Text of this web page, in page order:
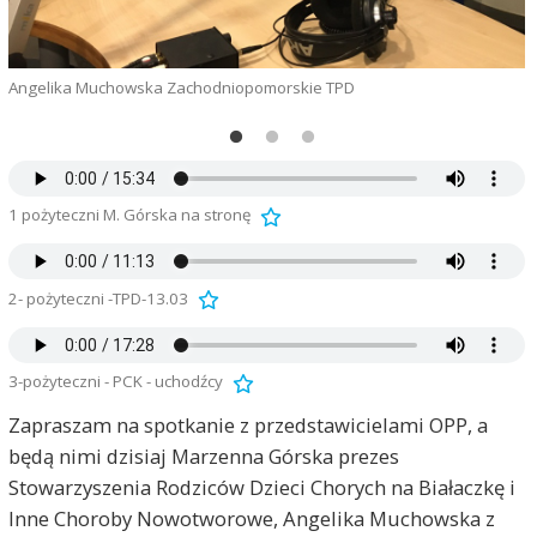
Angelika Muchowska Zachodniopomorskie TPD
1 pożyteczni M. Górska na stronę
2- pożyteczni -TPD-13.03
3-pożyteczni - PCK - uchodźcy
Zapraszam na spotkanie z przedstawicielami OPP, a
będą nimi dzisiaj Marzenna Górska prezes
Stowarzyszenia Rodziców Dzieci Chorych na Białaczkę i
Inne Choroby Nowotworowe, Angelika Muchowska z